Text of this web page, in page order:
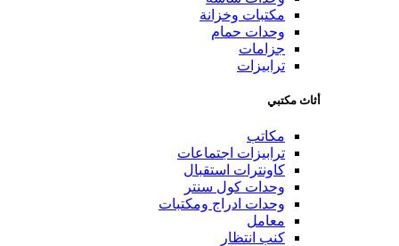
مكتبات وخزانة
وحدات حمام
جزامات
ترابيزات
أثاث مكتبي
مكاتب
ترابيزات اجتماعات
كاونترات استقبال
وحدات كول سنتر
وحدات ادراج ومكتبات
معامل
كنب انتظار